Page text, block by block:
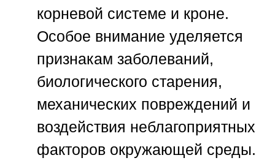
корневой системе и кроне.
Особое внимание уделяется
признакам заболеваний,
биологического старения,
механических повреждений и
воздействия неблагоприятных
факторов окружающей среды.